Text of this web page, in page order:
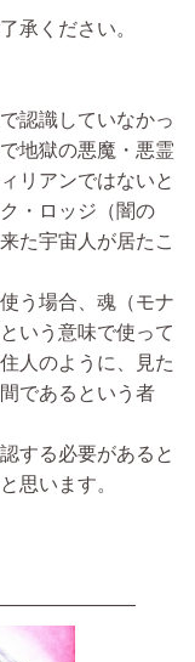
承ください。
認識していなかっ
地獄の悪魔・悪霊
リアンではないと
・ロッジ（闇の
た宇宙人が居たこ
う場合、魂（モナ
いう意味で使って
人のように、見た
であるという者
する必要があると
思います。